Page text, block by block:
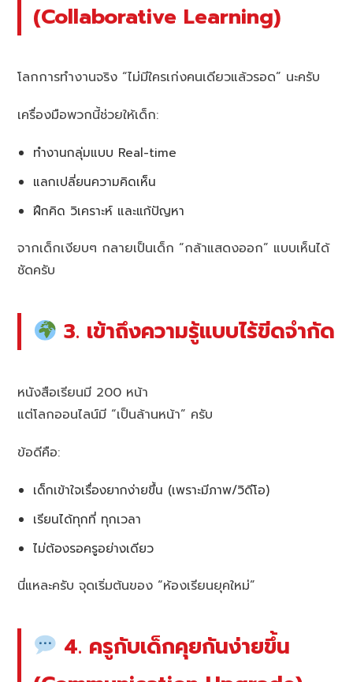
(Collaborative Learning)
โลกการทำงานจริง “ไม่มีใครเก่งคนเดียวแล้วรอด” นะครับ
เครื่องมือพวกนี้ช่วยให้เด็ก:
ทำงานกลุ่มแบบ Real-time
แลกเปลี่ยนความคิดเห็น
ฝึกคิด วิเคราะห์ และแก้ปัญหา
จากเด็กเงียบๆ กลายเป็นเด็ก “กล้าแสดงออก” แบบเห็นได้
ชัดครับ
3. เข้าถึงความรู้แบบไร้ขีดจำกัด
หนังสือเรียนมี 200 หน้า
แต่โลกออนไลน์มี “เป็นล้านหน้า” ครับ
ข้อดีคือ:
เด็กเข้าใจเรื่องยากง่ายขึ้น (เพราะมีภาพ/วิดีโอ)
เรียนได้ทุกที่ ทุกเวลา
ไม่ต้องรอครูอย่างเดียว
นี่แหละครับ จุดเริ่มต้นของ “ห้องเรียนยุคใหม่”
4. ครูกับเด็กคุยกันง่ายขึ้น